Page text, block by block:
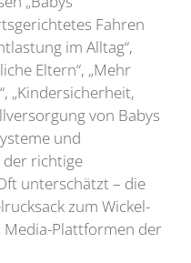
Fahren
im Alltag“,
Eltern“, „Mehr
„Kindersicherheit,
von Babys
und
der richtige
unterschätzt – die
zum Wickel-
Media-Plattformen der